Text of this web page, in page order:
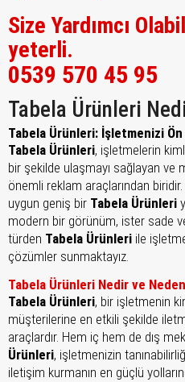
Size Yardımcı
yeterli.
0539 570 45 95
Tabela Ürünleri
Tabela Ürünleri: İşletmenizi Ön
Tabela Ürünleri, işletmelerin
bir şekilde ulaşmayı sağlayan ve
önemli reklam araçlarından
uygun geniş bir Tabela Ürünleri
modern bir görünüm, ister sade
türden Tabela Ürünleri ile
çözümler sunmaktayız.
Tabela Ürünleri Nedir ve
Tabela Ürünleri, bir işletmenin
müşterilerine en etkili şekilde
araçlardır. Hem iç hem de dış
Ürünleri, işletmenizin
iletişim kurmanın en güçlü